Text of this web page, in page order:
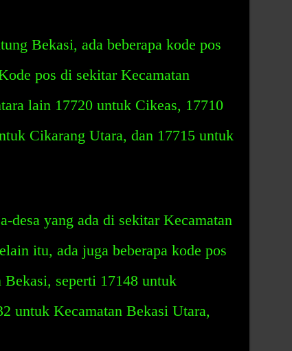
Bekasi, ada beberapa kode pos
pos di sekitar Kecamatan
lain 17720 untuk Cikeas, 17710
Cikarang Utara, dan 17715 untuk
desa yang ada di sekitar Kecamatan
itu, ada juga beberapa kode pos
seperti 17148 untuk
untuk Kecamatan Bekasi Utara,